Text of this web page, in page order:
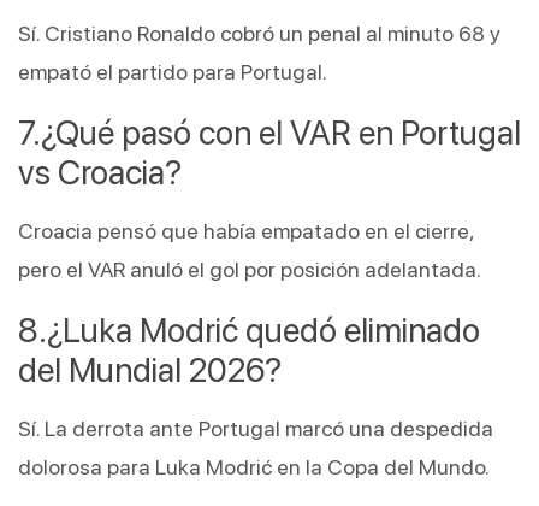
Sí. Cristiano Ronaldo cobró un penal al minuto 68 y
empató el partido para Portugal.
¿Qué pasó con el VAR en Portugal
vs Croacia?
Croacia pensó que había empatado en el cierre,
pero el VAR anuló el gol por posición adelantada.
¿Luka Modrić quedó eliminado
del Mundial 2026?
Sí. La derrota ante Portugal marcó una despedida
dolorosa para Luka Modrić en la Copa del Mundo.